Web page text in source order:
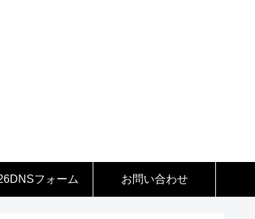
フォーム お問い合わせ